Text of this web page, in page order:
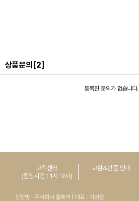
상품문의 [2]
등록된 문의가 없습니다.
고객센터
(점심시간 : 1시-2시)
교환&반품 안내
상점명 : 주식회사 룸페커 | 대표 : 이상은